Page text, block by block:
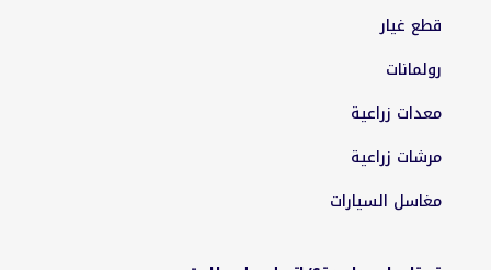
قطع غيار
رولمانات
معدات زراعية
مرشات زراعية
مغاسل السيارات